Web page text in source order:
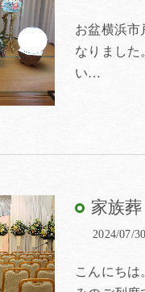
お盆横浜市
なりました
い…
家族葬
2024/07/30
こんにち